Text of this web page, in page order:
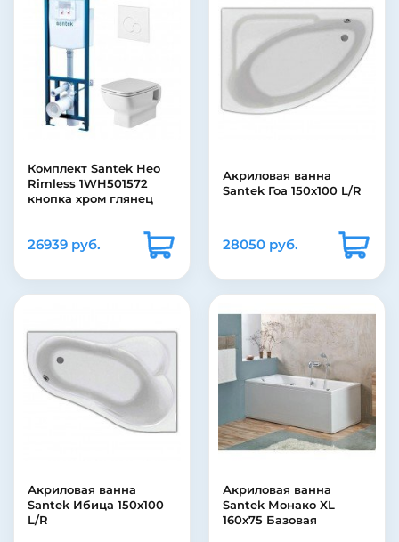
Комплект Santek Нео
Rimless 1WH501572
кнопка хром глянец
26939 руб.
Акриловая ванна
Santek Гоа 150х100 L/R
28050 руб.
Акриловая ванна
Santek Ибица 150х100
L/R
Акриловая ванна
Santek Монако XL
160х75 Базовая